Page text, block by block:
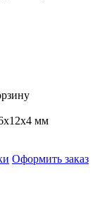
мм
Оформить заказ